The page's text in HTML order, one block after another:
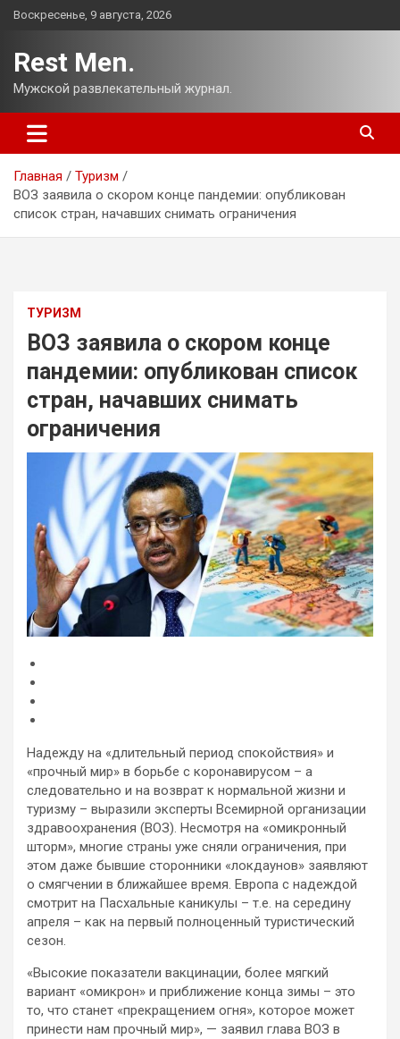
Перейти
Воскресенье, 9 августа, 2026
Rest Men.
Мужской развлекательный журнал.
Главная
Туризм
ВОЗ заявила о скором конце пандемии: опубликован
список стран, начавших снимать ограничения
ТУРИЗМ
ВОЗ заявила о скором конце
пандемии: опубликован список
стран, начавших снимать
ограничения
Надежду на «длительный период спокойствия» и
«прочный мир» в борьбе с коронавирусом – а
следовательно и на возврат к нормальной жизни и
туризму – выразили эксперты Всемирной организации
здравоохранения (ВОЗ). Несмотря на «омикронный
шторм», многие страны уже сняли ограничения, при
этом даже бывшие сторонники «локдаунов» заявляют
о смягчении в ближайшее время. Европа с надеждой
смотрит на Пасхальные каникулы – т.е. на середину
апреля – как на первый полноценный туристический
сезон.
«Высокие показатели вакцинации, более мягкий
вариант «омикрон» и приближение конца зимы – это
то, что станет «прекращением огня», которое может
принести нам прочный мир», — заявил глава ВОЗ в